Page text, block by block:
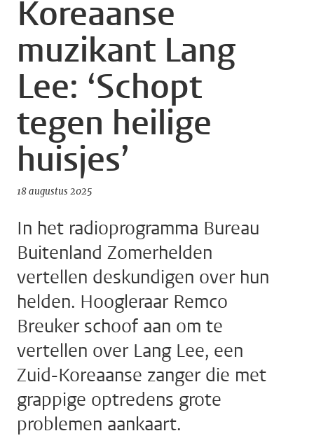
Koreaanse
muzikant Lang
Lee: ‘Schopt
tegen heilige
huisjes’
18 augustus 2025
In het radioprogramma Bureau
Buitenland Zomerhelden
vertellen deskundigen over hun
helden. Hoogleraar Remco
Breuker schoof aan om te
vertellen over Lang Lee, een
Zuid-Koreaanse zanger die met
grappige optredens grote
problemen aankaart.